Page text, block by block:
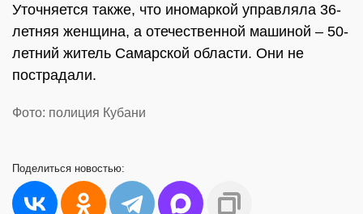
Уточняется также, что иномаркой управляла 36-
летняя женщина, а отечественной машиной – 50-
летний житель Самарской области. Они не
пострадали.
Фото: полиция Кубани
Поделиться новостью: